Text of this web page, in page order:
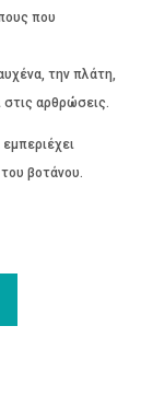
που
την πλάτη,
αρθρώσεις.
βοτάνου.